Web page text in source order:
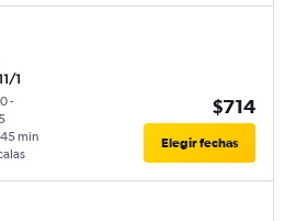
1
-
min
$714
Elegir fechas